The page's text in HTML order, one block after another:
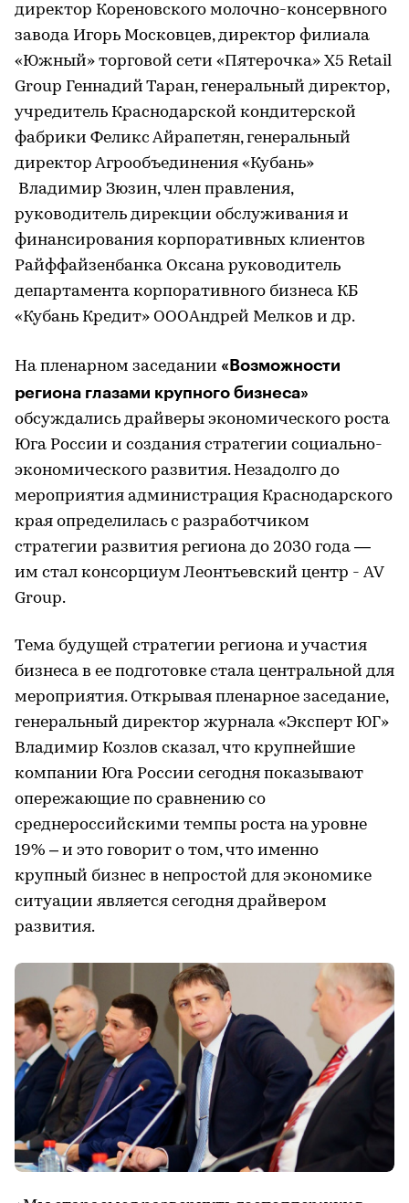
директор Кореновского молочно-консервного
завода Игорь Московцев, директор филиала
«Южный» торговой сети «Пятерочка» Х5 Retail
Group​ Геннадий Таран, генеральный директор,
учредитель Краснодарской кондитерской
фабрики Феликс Айрапетян, генеральный
директор Агрообъединения «Кубань»​
Владимир Зюзин, член правления,
руководитель дирекции обслуживания и
финансирования корпоративных клиентов
Райффайзенбанка Оксана руководитель
департамента корпоративного бизнеса КБ
«Кубань Кредит» ОООАндрей Мелков и др.
На пленарном заседании «Возможности
региона глазами крупного бизнеса»
обсуждались драйверы экономического роста
Юга России и создания стратегии социально-
экономического развития. Незадолго до
мероприятия администрация Краснодарского
края определилась с разработчиком
стратегии развития региона до 2030 года —
им стал консорциум Леонтьевский центр - AV
Group.
Тема будущей стратегии региона и участия
бизнеса в ее подготовке стала центральной для
мероприятия. Открывая пленарное заседание,
генеральный директор журнала «Эксперт ЮГ»
Владимир Козлов сказал, что крупнейшие
компании Юга России сегодня показывают
опережающие по сравнению со
среднероссийскими темпы роста на уровне
19% – и это говорит о том, что именно
крупный бизнес в непростой для экономике
ситуации является сегодня драйвером
развития.